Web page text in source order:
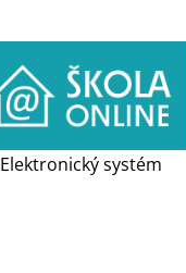
Elektronický systém